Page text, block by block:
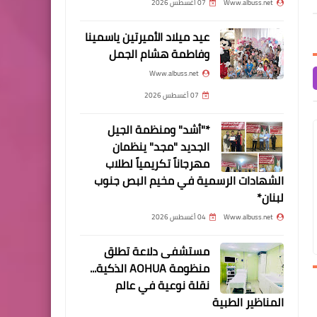
إنتل تنضم إلى سباق السيارات
ذاتية القيادة
الأخبار التقنية
3 قنوات تعليمية مميزة على
يوتيوب يجدر بك متابعتها
عيد ميلاد الأميرتين ياسمينا
وفاطمة هشام الجمل
Www.albuss.net
07 أغسطس 2026
*"أشد" ومنظمة الجيل
الجديد "مجد" ينظمان
مهرجاناً تكريمياً لطلاب
الشهادات الرسمية في مخيم البص جنوب
لبنان*
Www.albuss.net 04 أغسطس 2026
مستشفى دلاعة تطلق
منظومة AOHUA الذكية...
نقلة نوعية في عالم
المناظير الطبية